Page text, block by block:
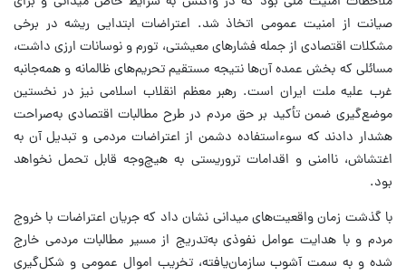
صیانت از امنیت عمومی اتخاذ شد. اعتراضات ابتدایی ریشه در برخی
مشکلات اقتصادی از جمله فشارهای معیشتی، تورم و نوسانات ارزی داشت،
مسائلی که بخش عمده آن‌ها نتیجه مستقیم تحریم‌های ظالمانه و همه‌جانبه
غرب علیه ملت ایران است. رهبر معظم انقلاب اسلامی نیز در نخستین
موضع‌گیری ضمن تأکید بر حق مردم در طرح مطالبات اقتصادی به‌صراحت
هشدار دادند که سوءاستفاده دشمن از اعتراضات مردمی و تبدیل آن به
اغتشاش، ناامنی و اقدامات تروریستی به هیچ‌وجه قابل تحمل نخواهد
بود.
با گذشت زمان واقعیت‌های میدانی نشان داد که جریان اعتراضات با خروج
مردم و با هدایت عوامل نفوذی به‌تدریج از مسیر مطالبات مردمی خارج
شده و به سمت آشوب سازمان‌یافته، تخریب اموال عمومی و شکل‌گیری